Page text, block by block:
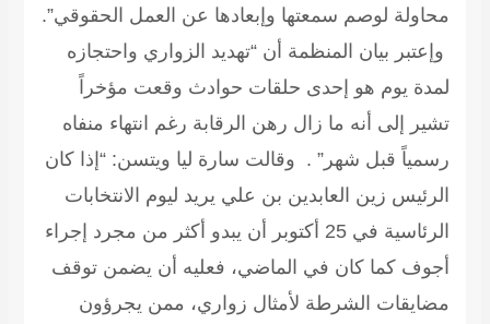
محاولة لوصم سمعتها وإبعادها عن العمل الحقوقي”.
وإعتبر بيان المنظمة أن “تهديد الزواري واحتجازه
لمدة يوم هو إحدى حلقات حوادث وقعت مؤخراً
تشير إلى أنه ما زال رهن الرقابة رغم انتهاء منفاه
رسمياً قبل شهر” . وقالت سارة ليا ويتسن: “إذا كان
الرئيس زين العابدين بن علي يريد ليوم الانتخابات
الرئاسية في 25 أكتوبر أن يبدو أكثر من مجرد إجراء
أجوف كما كان في الماضي، فعليه أن يضمن توقف
مضايقات الشرطة لأمثال زواري، ممن يجرؤون